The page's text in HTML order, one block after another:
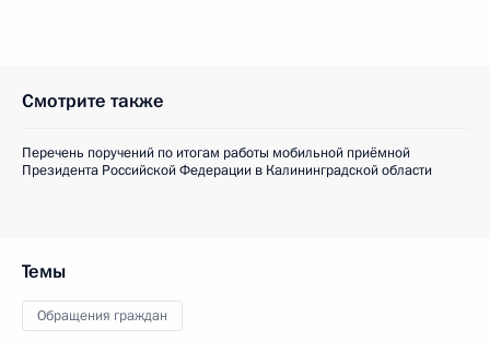
Смотрите также
Перечень поручений по итогам работы мобильной приёмной
Президента Российской Федерации в Калининградской области
Темы
Обращения граждан